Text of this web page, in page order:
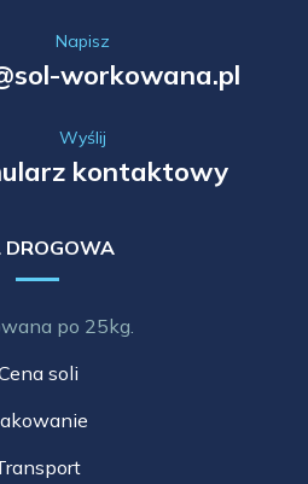
Napisz
workowana.pl
Wyślij
kontaktowy
DROGOWA
po 25kg.
soli